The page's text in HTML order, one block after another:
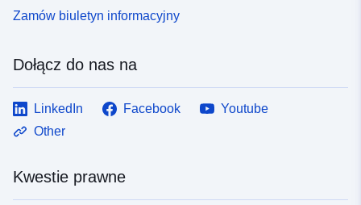
Zamów biuletyn informacyjny
Dołącz do nas na
LinkedIn Facebook
Youtube
Other
Kwestie prawne